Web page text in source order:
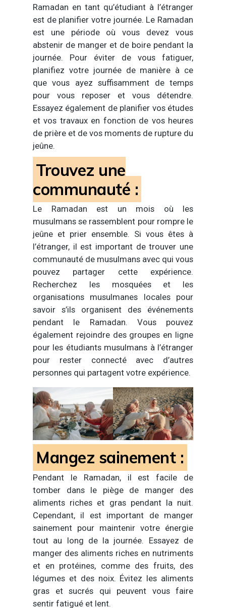
Ramadan en tant qu’étudiant à l’étranger
est de planifier votre journée. Le Ramadan
est une période où vous devez vous
abstenir de manger et de boire pendant la
journée. Pour éviter de vous fatiguer,
planifiez votre journée de manière à ce
que vous ayez suffisamment de temps
pour vous reposer et vous détendre.
Essayez également de planifier vos études
et vos travaux en fonction de vos heures
de prière et de vos moments de rupture du
jeûne.
Trouvez une
communauté :
Le Ramadan est un mois où les
musulmans se rassemblent pour rompre le
jeûne et prier ensemble. Si vous êtes à
l’étranger, il est important de trouver une
communauté de musulmans avec qui vous
pouvez partager cette expérience.
Recherchez les mosquées et les
organisations musulmanes locales pour
savoir s’ils organisent des événements
pendant le Ramadan. Vous pouvez
également rejoindre des groupes en ligne
pour les étudiants musulmans à l’étranger
pour rester connecté avec d’autres
personnes qui partagent votre expérience.
Mangez sainement :
Pendant le Ramadan, il est facile de
tomber dans le piège de manger des
aliments riches et gras pendant la nuit.
Cependant, il est important de manger
sainement pour maintenir votre énergie
tout au long de la journée. Essayez de
manger des aliments riches en nutriments
et en protéines, comme des fruits, des
légumes et des noix. Évitez les aliments
gras et sucrés qui peuvent vous faire
sentir fatigué et lent.